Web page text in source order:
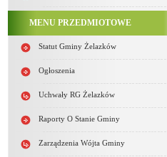
MENU PRZEDMIOTOWE
Statut Gminy Żelazków
Ogłoszenia
Uchwały RG Żelazków
Raporty O Stanie Gminy
Zarządzenia Wójta Gminy